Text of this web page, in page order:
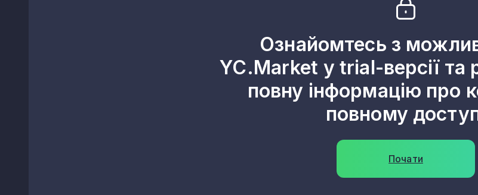
Ознайомтесь з
YC.Market у trial-версії та
повну інформацію про
повному
Почати